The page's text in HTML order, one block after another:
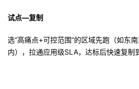
试点—复制
选“高痛点+可控范围”的区域先跑（如
内），拉通应用级SLA，达标后快速复制